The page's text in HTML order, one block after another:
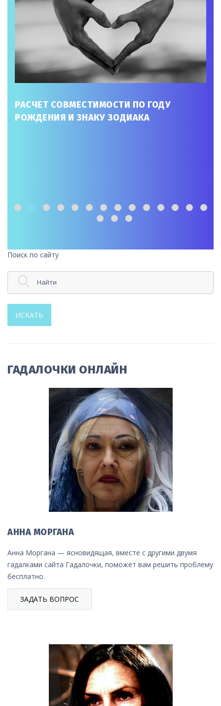
РАСЧЕТ СОВМЕСТИМОСТИ ПО ГОДУ
РОЖДЕНИЯ И ЗНАКУ ЗОДИАКА
Поиск по сайту
Найти
ИСКАТЬ
ГАДАЛОЧКИ ОНЛАЙН
АННА МОРГАНА
Анна Моргана — ясновидящая, вместе с другими двумя
гадалками сайта Гадалочки, поможет вам решить проблему
бесплатно.
ЗАДАТЬ ВОПРОС